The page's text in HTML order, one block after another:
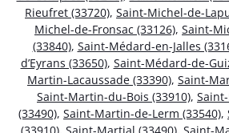
Rieufret (33720), Saint-Michel-de-
Michel-de-Fronsac (33126), Saint-
(33840), Saint-Médard-en-Jalles
d’Eyrans (33650), Saint-Médard-de-
Martin-Lacaussade (33390), Saint-
Saint-Martin-du-Bois (33910),
(33490), Saint-Martin-de-Lerm (33540),